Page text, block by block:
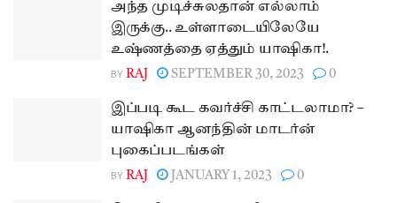
அந்த முடிச்சுலதான் எல்லாம்
இருக்கு.. உள்ளாடையிலேயே
உஷ்ணத்தை ஏத்தும் யாஷிகா!.
BY RAJ SEPTEMBER 30, 2023 0
இப்படி கூட கவர்ச்சி காட்டலாமா? –
யாஷிகா ஆனந்தின் மாடர்ன்
புகைப்படங்கள்
BY RAJ JANUARY 1, 2023 0